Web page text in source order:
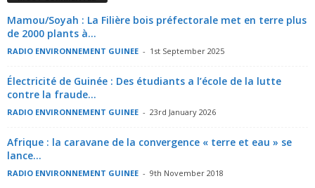
Mamou/Soyah : La Filière bois préfectorale met en terre plus
de 2000 plants à...
RADIO ENVIRONNEMENT GUINEE - 1st September 2025
Électricité de Guinée : Des étudiants a l’école de la lutte
contre la fraude...
RADIO ENVIRONNEMENT GUINEE - 23rd January 2026
Afrique : la caravane de la convergence « terre et eau » se
lance...
RADIO ENVIRONNEMENT GUINEE - 9th November 2018